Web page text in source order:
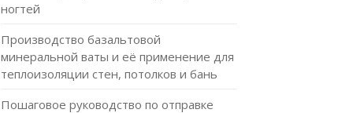
ногтей
Производство базальтовой
минеральной ваты и её применение для
теплоизоляции стен, потолков и бань
Пошаговое руководство по отправке